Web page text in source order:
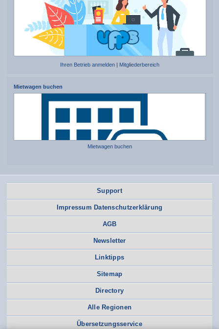
Ihren Betrieb anmelden | Mitgliederbereich
Mietwagen buchen
Mietwagen buchen
Support
Impressum Datenschutzerklärung
AGB
Newsletter
Linktipps
Sitemap
Directory
Alle Regionen
Übersetzungsservice